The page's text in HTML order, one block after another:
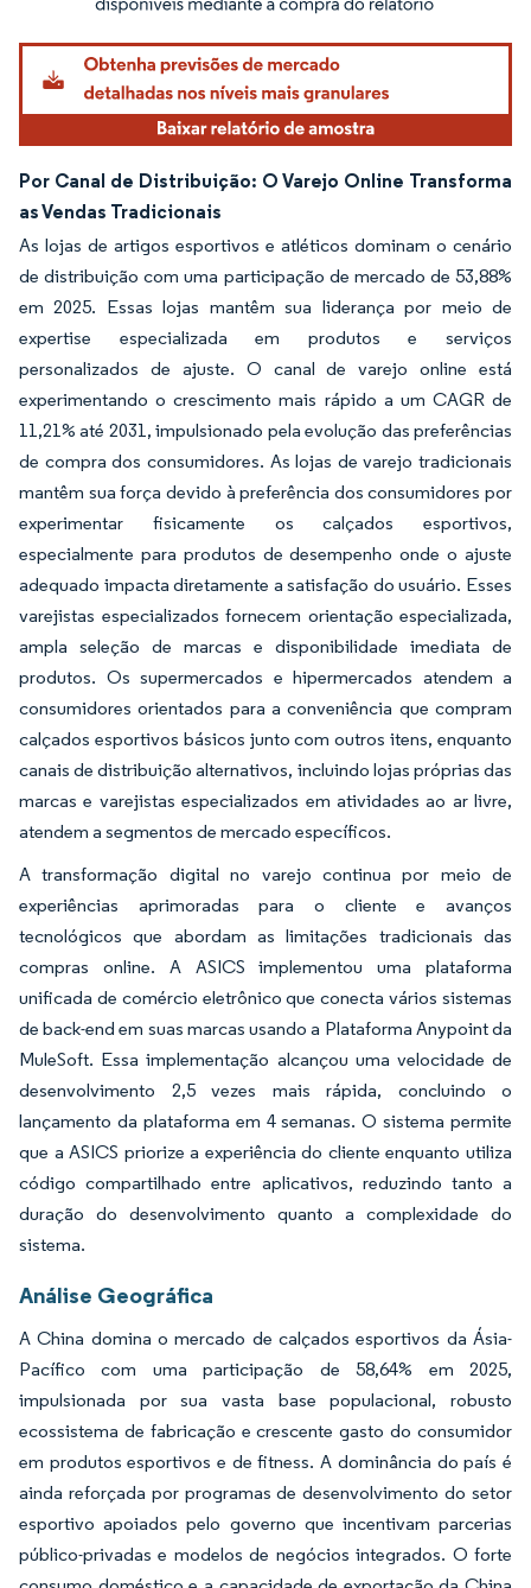
Por Canal de Distribuição: O Varejo Online Transforma
as Vendas Tradicionais
As lojas de artigos esportivos e atléticos dominam o cenário
de distribuição com uma participação de mercado de 53,88%
em 2025. Essas lojas mantêm sua liderança por meio de
expertise especializada em produtos e serviços
personalizados de ajuste. O canal de varejo online está
experimentando o crescimento mais rápido a um CAGR de
11,21% até 2031, impulsionado pela evolução das preferências
de compra dos consumidores. As lojas de varejo tradicionais
mantêm sua força devido à preferência dos consumidores por
experimentar fisicamente os calçados esportivos,
especialmente para produtos de desempenho onde o ajuste
adequado impacta diretamente a satisfação do usuário. Esses
varejistas especializados fornecem orientação especializada,
ampla seleção de marcas e disponibilidade imediata de
produtos. Os supermercados e hipermercados atendem a
consumidores orientados para a conveniência que compram
calçados esportivos básicos junto com outros itens, enquanto
canais de distribuição alternativos, incluindo lojas próprias das
marcas e varejistas especializados em atividades ao ar livre,
atendem a segmentos de mercado específicos.
A transformação digital no varejo continua por meio de
experiências aprimoradas para o cliente e avanços
tecnológicos que abordam as limitações tradicionais das
compras online. A ASICS implementou uma plataforma
unificada de comércio eletrônico que conecta vários sistemas
de back-end em suas marcas usando a Plataforma Anypoint da
MuleSoft. Essa implementação alcançou uma velocidade de
desenvolvimento 2,5 vezes mais rápida, concluindo o
lançamento da plataforma em 4 semanas. O sistema permite
que a ASICS priorize a experiência do cliente enquanto utiliza
código compartilhado entre aplicativos, reduzindo tanto a
duração do desenvolvimento quanto a complexidade do
sistema.
Análise Geográfica
A China domina o mercado de calçados esportivos da Ásia-
Pacífico com uma participação de 58,64% em 2025,
impulsionada por sua vasta base populacional, robusto
ecossistema de fabricação e crescente gasto do consumidor
em produtos esportivos e de fitness. A dominância do país é
ainda reforçada por programas de desenvolvimento do setor
esportivo apoiados pelo governo que incentivam parcerias
público-privadas e modelos de negócios integrados. O forte